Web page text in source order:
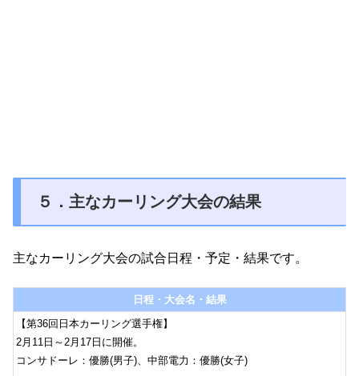
５．主なカーリング大会の結果
主なカーリング大会の試合日程・予定・結果です。
日程・大会名・結果
【第36回日本カーリング選手権】
2月11日～2月17日に開催。
コンサドーレ：優勝(男子)、中部電力：優勝(女子)